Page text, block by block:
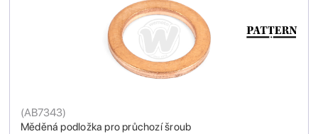
Měděná podložka pro průchozí šroub
(AB7343)